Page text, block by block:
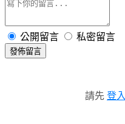
公開留言 私密留言
發佈留言
請先 登入